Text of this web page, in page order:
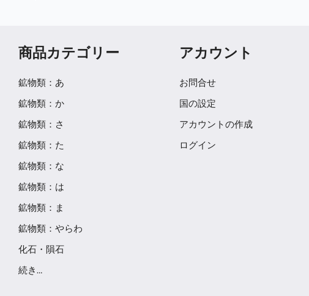
商品カテゴリー
鉱物類：あ
鉱物類：か
鉱物類：さ
鉱物類：た
鉱物類：な
鉱物類：は
鉱物類：ま
鉱物類：やらわ
化石・隕石
続き…
アカウント
お問合せ
国の設定
アカウントの作成
ログイン